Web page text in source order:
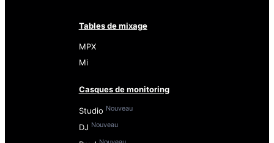
Tables de mixage
MPX
Mi
Casques de monitoring
Studio Nouveau
DJ Nouveau